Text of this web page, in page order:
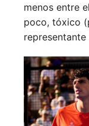
menos entre
poco, tóxico